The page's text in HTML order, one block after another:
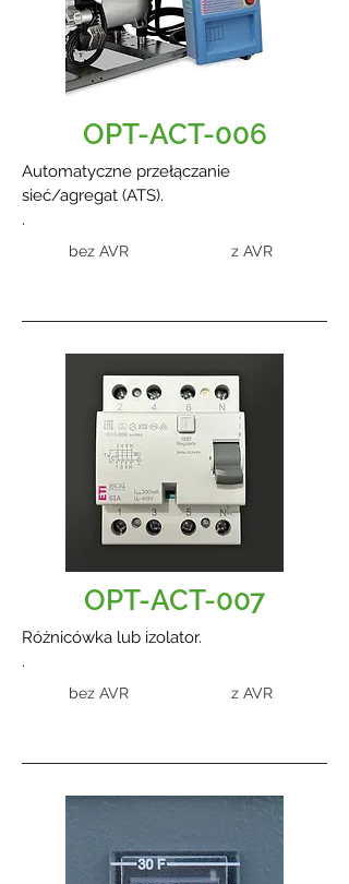
OPT-ACT-006
Automatyczne przełączanie
sieć/agregat (ATS).
.
bez AVR z AVR
OPT-ACT-007
Różnicówka lub izolator.
.
bez AVR z AVR